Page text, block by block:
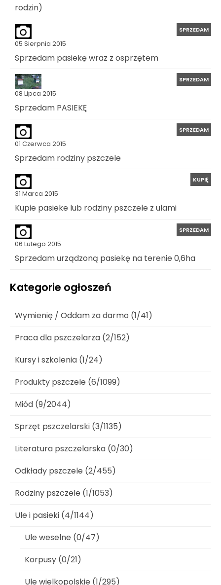
rodzin)
05 Sierpnia 2015
SPRZEDAM
Sprzedam pasiekę wraz z osprzętem
08 Lipca 2015
SPRZEDAM
Sprzedam PASIEKĘ
01 Czerwca 2015
SPRZEDAM
Sprzedam rodziny pszczele
31 Marca 2015
KUPIĘ
Kupie pasieke lub rodziny pszczele z ulami
06 Lutego 2015
SPRZEDAM
Sprzedam urządzoną pasiekę na terenie 0,6ha
Kategorie ogłoszeń
Wymienię / Oddam za darmo (1/41)
Praca dla pszczelarza (2/152)
Kursy i szkolenia (1/24)
Produkty pszczele (6/1099)
Miód (9/2044)
Sprzęt pszczelarski (3/1135)
Literatura pszczelarska (0/30)
Odkłady pszczele (2/455)
Rodziny pszczele (1/1053)
Ule i pasieki (4/1144)
Ule weselne (0/47)
Korpusy (0/21)
Ule wielkopolskie (1/295)